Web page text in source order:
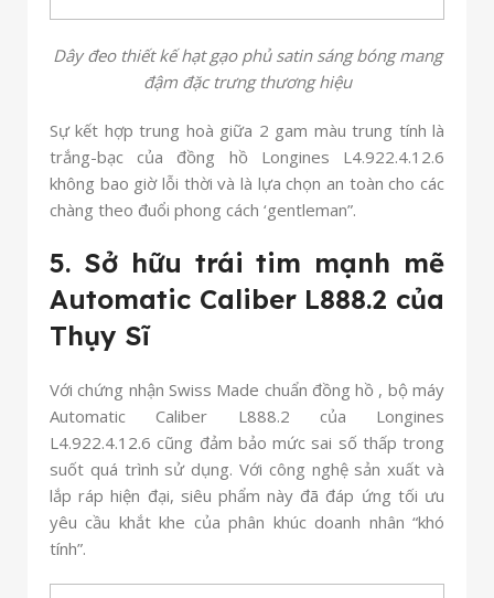
Dây đeo thiết kế hạt gạo phủ satin sáng bóng mang
đậm đặc trưng thương hiệu
Sự kết hợp trung hoà giữa 2 gam màu trung tính là
trắng-bạc của đồng hồ Longines L4.922.4.12.6
không bao giờ lỗi thời và là lựa chọn an toàn cho các
chàng theo đuổi phong cách ‘gentleman”.
5. Sở hữu trái tim mạnh mẽ
Automatic Caliber L888.2 của
Thụy Sĩ
Với chứng nhận Swiss Made chuẩn đồng hồ , bộ máy
Automatic Caliber L888.2 của Longines
L4.922.4.12.6 cũng đảm bảo mức sai số thấp trong
suốt quá trình sử dụng. Với công nghệ sản xuất và
lắp ráp hiện đại, siêu phẩm này đã đáp ứng tối ưu
yêu cầu khắt khe của phân khúc doanh nhân “khó
tính”.